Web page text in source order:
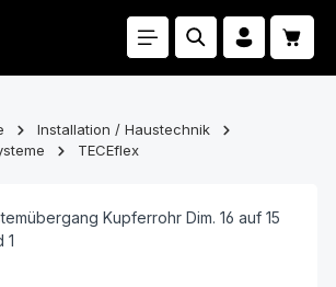
Installation / Haustechnik
TECEflex